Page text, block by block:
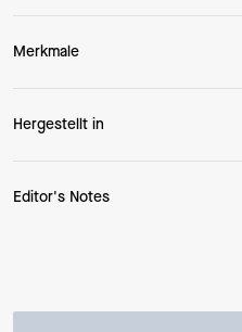
Merkmale
Hergestellt in
Editor's Notes